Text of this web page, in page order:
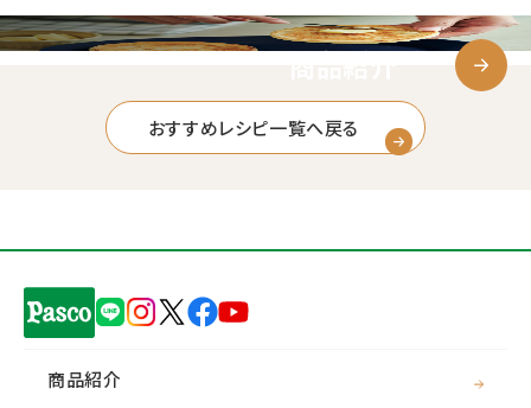
おすすめレシピ一覧へ戻る
商品紹介